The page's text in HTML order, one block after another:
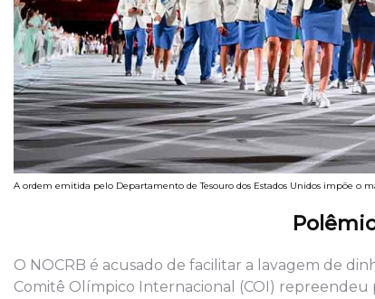
A ordem emitida pelo Departamento de Tesouro dos Estados Unidos impõe o
O NOCRB é acusado de facilitar a lavagem de
Comitê Olímpico Internacional (COI)